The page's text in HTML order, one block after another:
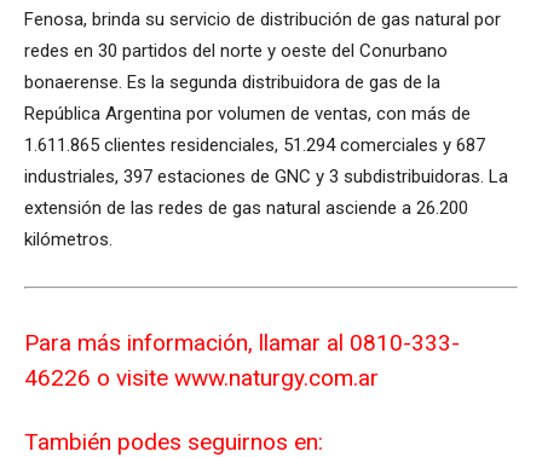
Fenosa, brinda su servicio de distribución de gas natural por
redes en 30 partidos del norte y oeste del Conurbano
bonaerense. Es la segunda distribuidora de gas de la
República Argentina por volumen de ventas, con más de
1.611.865 clientes residenciales, 51.294 comerciales y 687
industriales, 397 estaciones de GNC y 3 subdistribuidoras. La
extensión de las redes de gas natural asciende a 26.200
kilómetros.
Para más información, llamar al 0810-333-
46226 o visite www.naturgy.com.ar
También podes seguirnos en: